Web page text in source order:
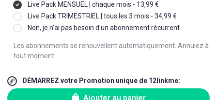
Live Pack MENSUEL | chaque mois - 13,99 €
Live Pack TRIMESTRIEL | tous les 3 mois - 34,99 €
Non, je n'ai pas besoin d'un abonnement récurrent
Les abonnements se renouvellent automatiquement. Annulez à
tout moment.
DÉMARREZ votre Promotion unique de 12linkme:
Ajouter au panier